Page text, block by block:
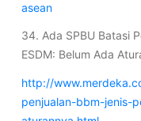
asean
34. Ada SPBU Batasi
ESDM: Belum Ada
http://
penjualan-bbm-jenis-